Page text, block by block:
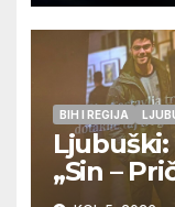
BIH I REGIJA
„Sin –
Zdenka